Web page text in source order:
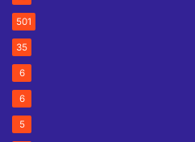
501
35
6
6
5